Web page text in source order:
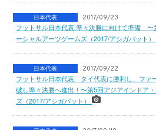
日本代表 2017/09/23
フットサル日本代表 準々決勝に向けて準備 〜
ーシャルアーツゲームズ（2017/アシガバット
日本代表 2017/09/22
フットサル日本代表 タイ代表に勝利し、ファ
破し準々決勝へ進出！〜第5回アジアインドア
ズ（2017/アシガバット）